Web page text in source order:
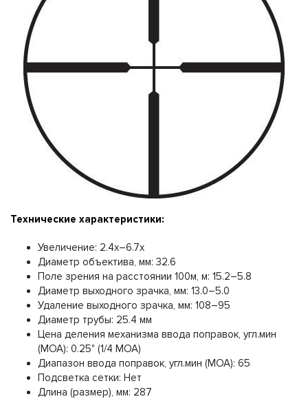
Технические характеристики:
Увеличение: 2.4x–6.7x
Диаметр объектива, мм: 32.6
Поле зрения на расстоянии 100м, м: 15.2–5.8
Диаметр выходного зрачка, мм: 13.0–5.0
Удаление выходного зрачка, мм: 108–95
Диаметр трубы: 25.4 мм
Цена деления механизма ввода поправок, угл.мин
(МОА): 0.25" (1/4 MOA)
Диапазон ввода поправок, угл.мин (МОА): 65
Подсветка сетки: Нет
Длина (размер), мм: 287